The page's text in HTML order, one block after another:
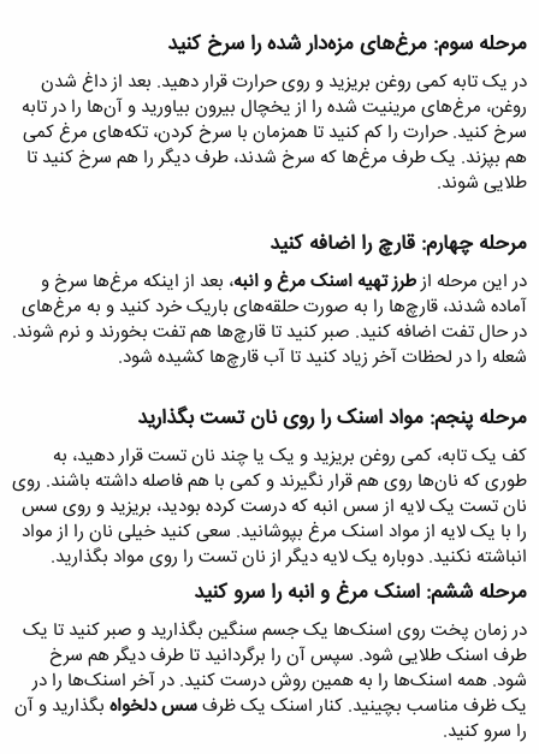
مرحله سوم: مرغ‌های مزه‌دار شده را سرخ کنید​
در یک تابه کمی روغن بریزید و روی حرارت قرار دهید. بعد از داغ شدن
روغن، مرغ‌های مرینیت شده را از یخچال بیرون بیاورید و آن‌ها را در تابه
سرخ کنید. حرارت را کم کنید تا همزمان با سرخ کردن، تکه‌های مرغ کمی
هم بپزند. یک طرف مرغ‌ها که سرخ شدند، طرف دیگر را هم سرخ کنید تا
طلایی شوند.
مرحله چهارم: قارچ را اضافه کنید​
در این مرحله ازطرز تهیه اسنک مرغ و انبه، بعد از اینکه مرغ‌ها سرخ و
آماده شدند، قارچ‌ها را به صورت حلقه‌های باریک خرد کنید و به مرغ‌های
در حال تفت اضافه کنید. صبر کنید تا قارچ‌ها هم تفت بخورند و نرم شوند.
شعله را در لحظات آخر زیاد کنید تا آب قارچ‌ها کشیده شود.
مرحله پنجم: مواد اسنک را روی نان تست بگذارید​
کف یک تابه، کمی روغن بریزید و یک یا چند نان‌ تست قرار دهید، به
طوری که نان‌ها روی هم قرار نگیرند و کمی با هم فاصله داشته باشند. روی
نان تست یک لایه از سس انبه که درست کرده‌ بودید، بریزید و روی سس
را با یک لایه از مواد اسنک مرغ بپوشانید. سعی کنید خیلی نان را از مواد
انباشته نکنید. دوباره یک لایه دیگر از نان تست را روی مواد بگذارید.
مرحله ششم: اسنک‌ مرغ و انبه را سرو کنید​
در زمان پخت روی اسنک‌ها یک جسم سنگین بگذارید و صبر کنید تا یک
طرف اسنک طلایی شود. سپس آن را برگردانید تا طرف دیگر هم سرخ
شود. همه اسنک‌ها را به همین روش درست کنید. در‌ آخر اسنک‌ها را در
یک ظرف مناسب بچینید. کنار اسنک یک ظرفسس دلخواه بگذارید و آن
را سرو کنید.